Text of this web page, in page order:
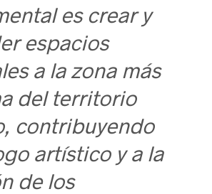
es crear y
espacios
a la zona más
del territorio
contribuyendo
artístico y a la
de los